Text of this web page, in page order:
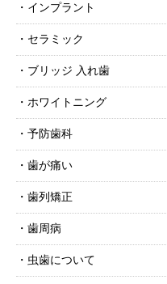
インプラント
セラミック
ブリッジ 入れ歯
ホワイトニング
予防歯科
歯が痛い
歯列矯正
歯周病
虫歯について